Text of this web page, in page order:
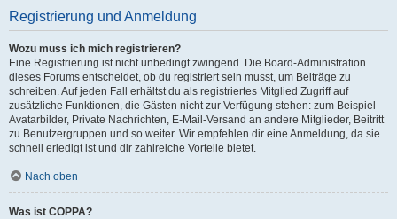
Registrierung und Anmeldung
Wozu muss ich mich registrieren?
Eine Registrierung ist nicht unbedingt zwingend. Die Board-Administration
dieses Forums entscheidet, ob du registriert sein musst, um Beiträge zu
schreiben. Auf jeden Fall erhältst du als registriertes Mitglied Zugriff auf
zusätzliche Funktionen, die Gästen nicht zur Verfügung stehen: zum Beispiel
Avatarbilder, Private Nachrichten, E-Mail-Versand an andere Mitglieder, Beitritt
zu Benutzergruppen und so weiter. Wir empfehlen dir eine Anmeldung, da sie
schnell erledigt ist und dir zahlreiche Vorteile bietet.
Nach oben
Was ist COPPA?